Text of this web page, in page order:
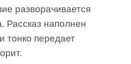
разворачивается
Рассказ наполнен
тонко передает